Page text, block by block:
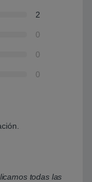
2
0
0
0
todas las